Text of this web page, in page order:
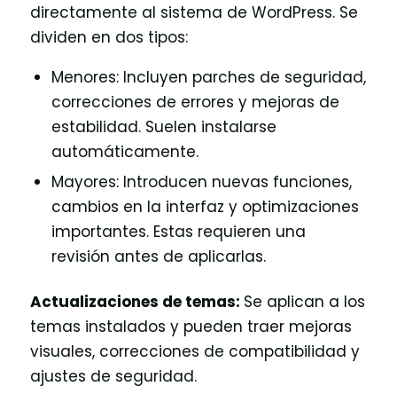
directamente al sistema de WordPress. Se
dividen en dos tipos:
Menores: Incluyen parches de seguridad,
correcciones de errores y mejoras de
estabilidad. Suelen instalarse
automáticamente.
Mayores: Introducen nuevas funciones,
cambios en la interfaz y optimizaciones
importantes. Estas requieren una
revisión antes de aplicarlas.
Actualizaciones de temas: Se aplican a los
temas instalados y pueden traer mejoras
visuales, correcciones de compatibilidad y
ajustes de seguridad.